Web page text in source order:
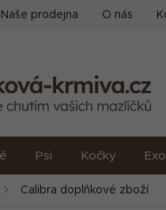
Naše prodejna O nás
Psi Kočky
Calibra doplňkové zboží